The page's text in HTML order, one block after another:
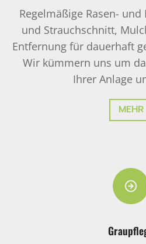
Regelmäßige Rasen-
und Strauchschnitt,
Entfernung für dauerhaft
Wir kümmern uns um
Ihrer Anlage
MEHR